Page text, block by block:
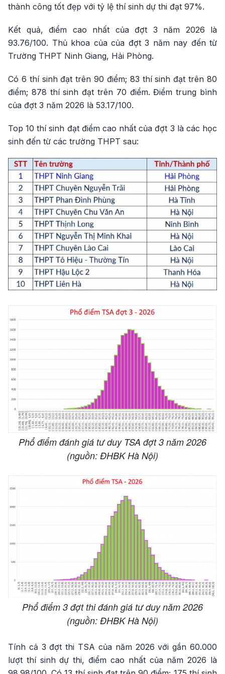
thành công tốt đẹp với tỷ lệ thí sinh dự thi đạt 97%.
Kết quả, điểm cao nhất của đợt 3 năm 2026 là
93.76/100. Thủ khoa của của đợt 3 năm nay đến từ
Trường THPT Ninh Giang, Hải Phòng.
Có 6 thí sinh đạt trên 90 điểm; 83 thí sinh đạt trên 80
điểm; 878 thí sinh đạt trên 70 điểm. Điểm trung bình
của đợt 3 năm 2026 là 53.17/100.
Top 10 thí sinh đạt điểm cao nhất của đợt 3 là các học
sinh đến từ các trường THPT sau:
Phổ điểm đánh giá tư duy TSA đợt 3 năm 2026
(nguồn: ĐHBK Hà Nội)
Phổ điểm 3 đợt thi đánh giá tư duy năm 2026
(nguồn: ĐHBK Hà Nội)
Tính cả 3 đợt thi TSA của năm 2026 với gần 60.000
lượt thí sinh dự thi, điểm cao nhất của năm 2026 là